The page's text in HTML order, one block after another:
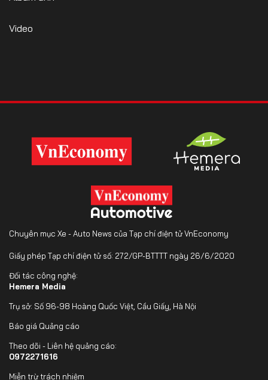
Video
Chuyên mục Xe - Auto News của Tạp chí điện tử VnEconomy
Giấy phép Tạp chí điện tử số: 272/GP-BTTTT ngày 26/6/2020
Đối tác công nghệ:
Hemera Media
Trụ sở: Số 96-98 Hoàng Quốc Việt, Cầu Giấy, Hà Nội
Báo giá Quảng cáo
Theo dõi - Liên hệ quảng cáo:
0972271616
Miễn trừ trách nhiệm